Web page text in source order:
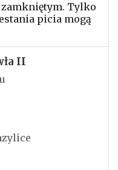
Tylko
picia mogą
II